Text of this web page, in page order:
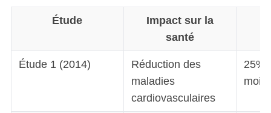
Étude
Impact sur la
santé
Étude 1 (2014)
Réduction des
maladies
cardiovasculaires
25%